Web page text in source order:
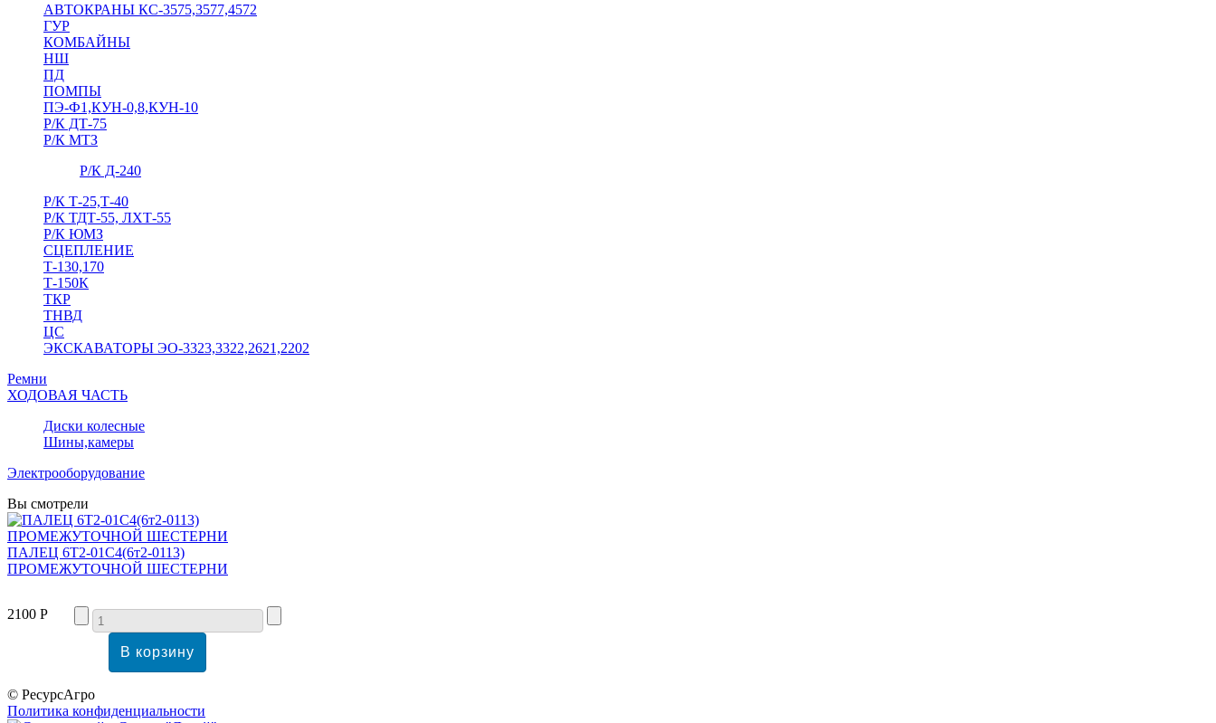
АВТОКРАНЫ КС-3575,3577,4572
ГУР
КОМБАЙНЫ
НШ
ПД
ПОМПЫ
ПЭ-Ф1,КУН-0,8,КУН-10
Р/К ДТ-75
Р/К МТЗ
Р/К Д-240
Р/К Т-25,Т-40
Р/К ТДТ-55, ЛХТ-55
Р/К ЮМЗ
СЦЕПЛЕНИЕ
Т-130,170
Т-150К
ТКР
ТНВД
ЦС
ЭКСКАВАТОРЫ ЭО-3323,3322,2621,2202
Ремни
ХОДОВАЯ ЧАСТЬ
Диски колесные
Шины,камеры
Электрооборудование
Вы смотрели
ПАЛЕЦ 6Т2-01С4(6т2-0113)
ПРОМЕЖУТОЧНОЙ ШЕСТЕРНИ
2100 Р
© РесурсАгро
Политика конфиденциальности